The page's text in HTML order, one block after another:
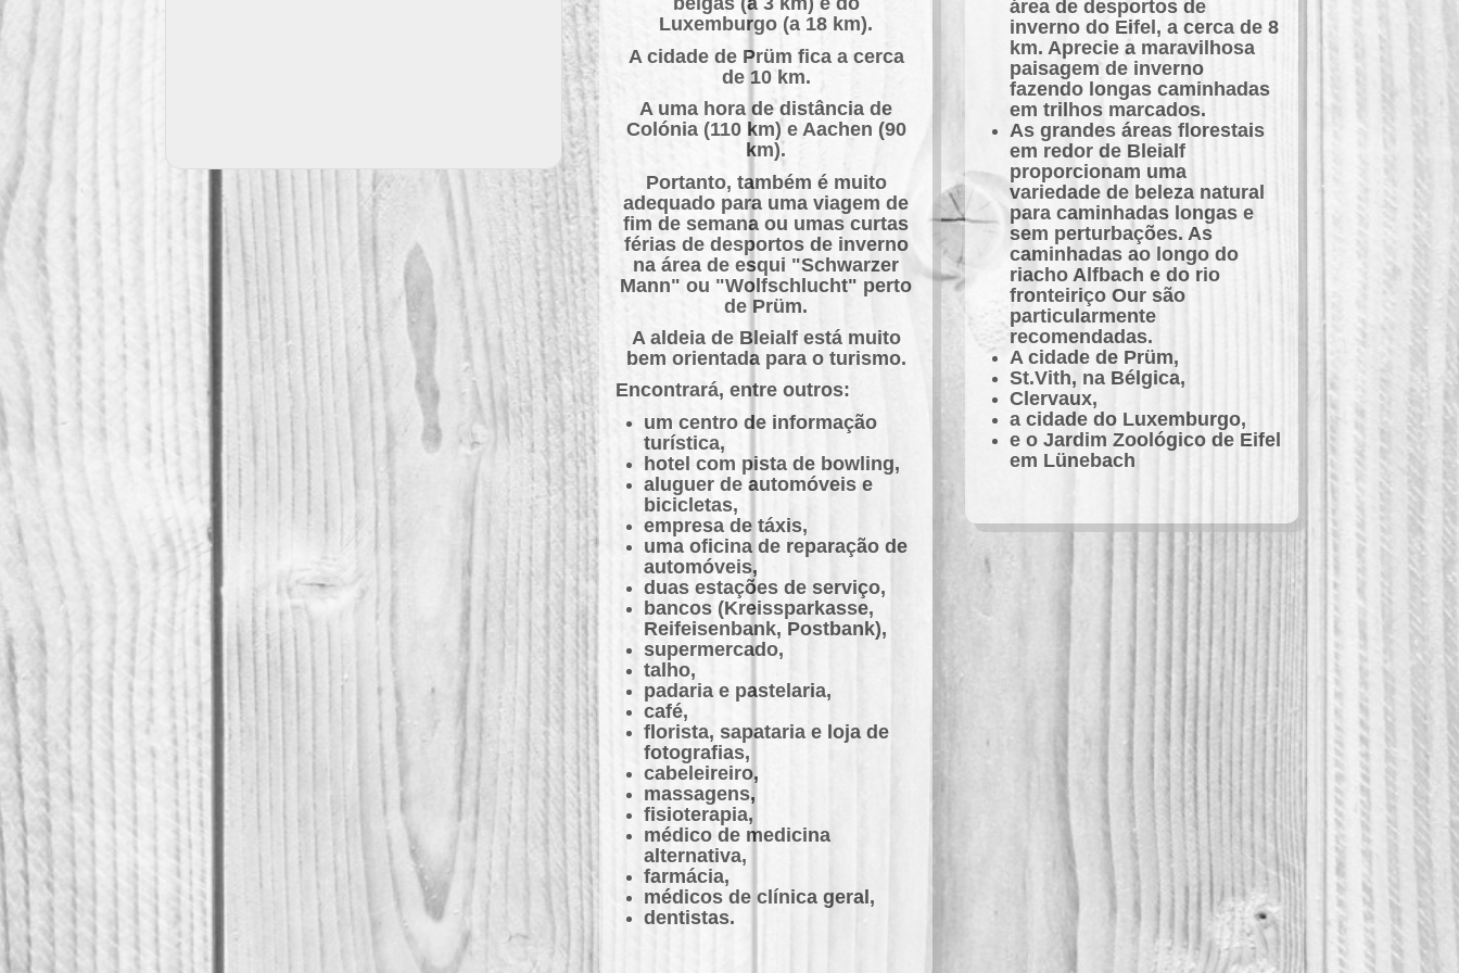
Luxemburgo (a 18 km).
A cidade de Prüm fica a cerca
de 10 km.
A uma hora de distância de
Colónia (110 km) e Aachen (90
km).
Portanto, também é muito
adequado para uma viagem de
fim de semana ou umas curtas
férias de desportos de inverno
na área de esqui "Schwarzer
Mann" ou "Wolfschlucht" perto
de Prüm.
A aldeia de Bleialf está muito
bem orientada para o turismo.
Encontrará, entre outros:
um centro de informação
turística,
hotel com pista de bowling,
aluguer de automóveis e
bicicletas,
empresa de táxis,
uma oficina de reparação de
automóveis,
duas estações de serviço,
bancos (Kreissparkasse,
Reifeisenbank, Postbank),
supermercado,
talho,
padaria e pastelaria,
café,
florista, sapataria e loja de
fotografias,
cabeleireiro,
massagens,
fisioterapia,
médico de medicina
alternativa,
farmácia,
médicos de clínica geral,
dentistas.
área de desportos de
inverno do Eifel, a cerca de 8
km. Aprecie a maravilhosa
paisagem de inverno
fazendo longas caminhadas
em trilhos marcados.
As grandes áreas florestais
em redor de Bleialf
proporcionam uma
variedade de beleza natural
para caminhadas longas e
sem perturbações. As
caminhadas ao longo do
riacho Alfbach e do rio
fronteiriço Our são
particularmente
recomendadas.
A cidade de Prüm,
St.Vith, na Bélgica,
Clervaux,
a cidade do Luxemburgo,
e o Jardim Zoológico de Eifel
em Lünebach